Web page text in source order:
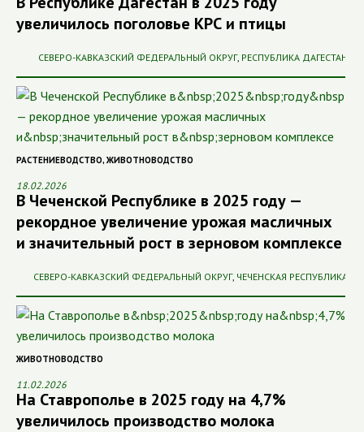
увеличилось поголовье КРС и птицы
СЕВЕРО-КАВКАЗСКИЙ ФЕДЕРАЛЬНЫЙ ОКРУГ, РЕСПУБЛИКА ДАГЕСТАН
РАСТЕНИЕВОДСТВО, ЖИВОТНОВОДСТВО
18.02.2026
В Чеченской Республике в 2025 году —
рекордное увеличение урожая масличных
и значительный рост в зерновом комплексе
СЕВЕРО-КАВКАЗСКИЙ ФЕДЕРАЛЬНЫЙ ОКРУГ, ЧЕЧЕНСКАЯ РЕСПУБЛИКА
ЖИВОТНОВОДСТВО
11.02.2026
На Ставрополье в 2025 году на 4,7%
увеличилось производство молока